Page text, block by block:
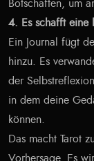
Botschaften, um
4. Es schafft eine
Ein Journal fügt
hinzu. Es
der
in dem deine
können.
Das macht Tarot
Vorhersage. Es